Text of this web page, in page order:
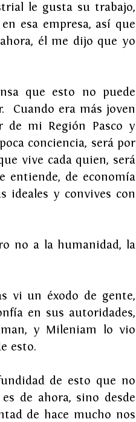
le gusta su trabajo,
esa empresa, así que
él me dijo que yo
que esto no puede
Cuando era más joven
de mi Región Pasco y
conciencia, será por
vive cada quien, será
entiende, de economía
ideales y convives con
no a la humanidad, la
vi un éxodo de gente,
en sus autoridades,
y Mileniam lo vio
esto.
de esto que no
de ahora, sino desde
de hace mucho nos